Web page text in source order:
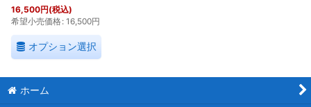
16,500円(税込)
希望小売価格: 16,500円
オプション選択
ホーム